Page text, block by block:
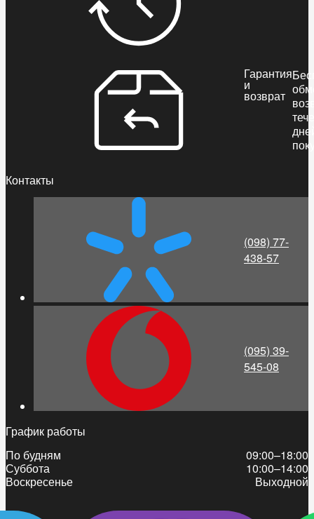
Гарантия
и
возврат
Контакты
(098) 77-
438-57
(095) 39-
545-08
График работы
По будням
09:00–18:00
Суббота
10:00–14:00
Воскресенье
Выходной